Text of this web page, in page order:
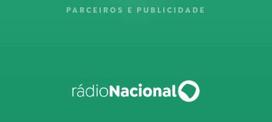
PARCEIROS E PUBLICIDADE